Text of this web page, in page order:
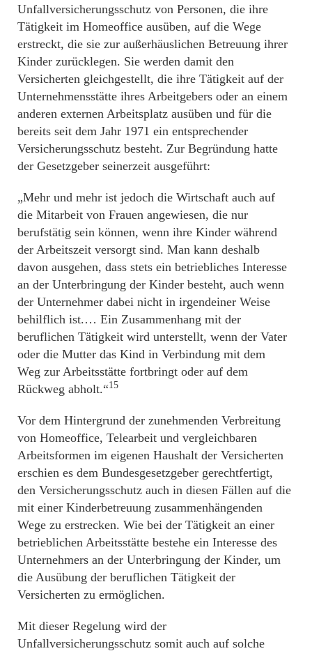
Unfallversicherungsschutz von Personen, die ihre
Tätigkeit im Homeoffice ausüben, auf die Wege
erstreckt, die sie zur außerhäuslichen Betreuung ihrer
Kinder zurücklegen. Sie werden damit den
Versicherten gleichgestellt, die ihre Tätigkeit auf der
Unternehmensstätte ihres Arbeitgebers oder an einem
anderen externen Arbeitsplatz ausüben und für die
bereits seit dem Jahr 1971 ein entsprechender
Versicherungsschutz besteht. Zur Begründung hatte
der Gesetzgeber seinerzeit ausgeführt:
„Mehr und mehr ist jedoch die Wirtschaft auch auf
die Mitarbeit von Frauen angewiesen, die nur
berufstätig sein können, wenn ihre Kinder während
der Arbeitszeit versorgt sind. Man kann deshalb
davon ausgehen, dass stets ein betriebliches Interesse
an der Unterbringung der Kinder besteht, auch wenn
der Unternehmer dabei nicht in irgendeiner Weise
behilflich ist.… Ein Zusammenhang mit der
beruflichen Tätigkeit wird unterstellt, wenn der Vater
oder die Mutter das Kind in Verbindung mit dem
Weg zur Arbeitsstätte fortbringt oder auf dem
Rückweg abholt.“15
Vor dem Hintergrund der zunehmenden Verbreitung
von Homeoffice, Telearbeit und vergleichbaren
Arbeitsformen im eigenen Haushalt der Versicherten
erschien es dem Bundesgesetzgeber gerechtfertigt,
den Versicherungsschutz auch in diesen Fällen auf die
mit einer Kinderbetreuung zusammenhängenden
Wege zu erstrecken. Wie bei der Tätigkeit an einer
betrieblichen Arbeitsstätte bestehe ein Interesse des
Unternehmers an der Unterbringung der Kinder, um
die Ausübung der beruflichen Tätigkeit der
Versicherten zu ermöglichen.
Mit dieser Regelung wird der
Unfallversicherungsschutz somit auch auf solche